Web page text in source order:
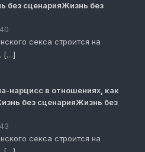
без сценарияЖизнь без
секса строится на
[…]
нарцисс в отношениях, как
без сценарияЖизнь без
секса строится на